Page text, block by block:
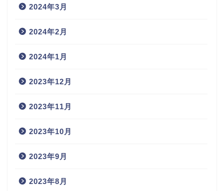
2024年3月
2024年2月
2024年1月
2023年12月
2023年11月
2023年10月
2023年9月
2023年8月